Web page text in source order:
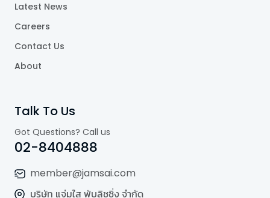
Latest News
Careers
Contact Us
About
Talk To Us
Got Questions? Call us
02-8404888
member@jamsai.com
บริษัท แจ่มใส พับลิชชิ่ง จำกัด